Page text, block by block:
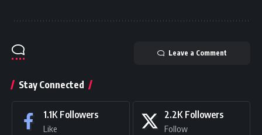
Leave a Comment
Stay Connected
1.1K Followers
Like
2.2K Followers
Follow